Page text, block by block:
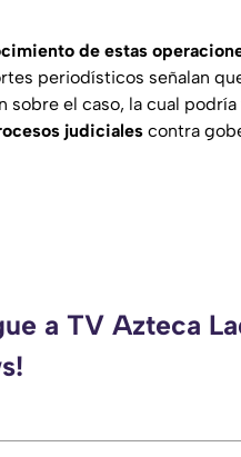
de estas
periodísticos señalan
sobre el caso, la cual
judiciales contra
a TV Azteca